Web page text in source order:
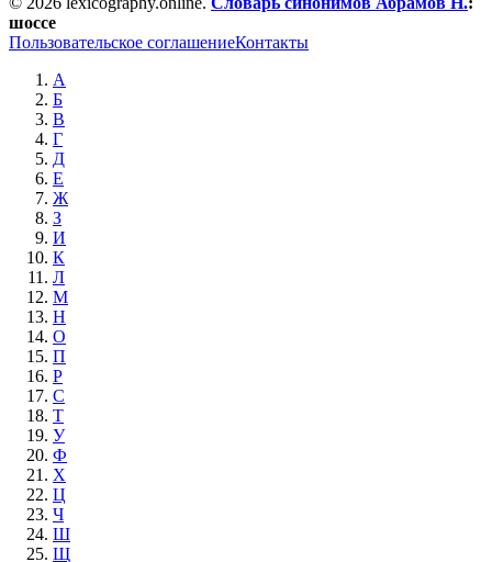
шоссе
Пользовательское соглашениеКонтакты
А
Б
В
Г
Д
Е
Ж
З
И
К
Л
М
Н
О
П
Р
С
Т
У
Ф
Х
Ц
Ч
Ш
Щ